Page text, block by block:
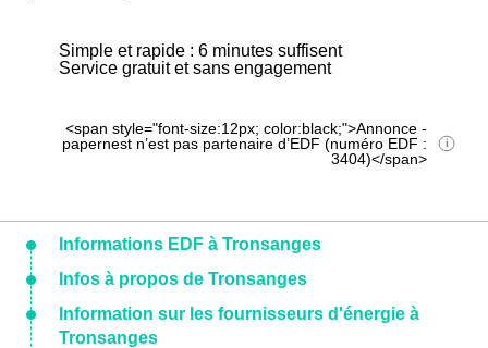
Simple et rapide : 6 minutes suffisent
Service gratuit et sans engagement
<span style="font-size:12px; color:black;">Annonce -
papernest n’est pas partenaire d’EDF (numéro EDF :
3404)</span>
Informations EDF à Tronsanges
Infos à propos de Tronsanges
Information sur les fournisseurs d'énergie à
Tronsanges